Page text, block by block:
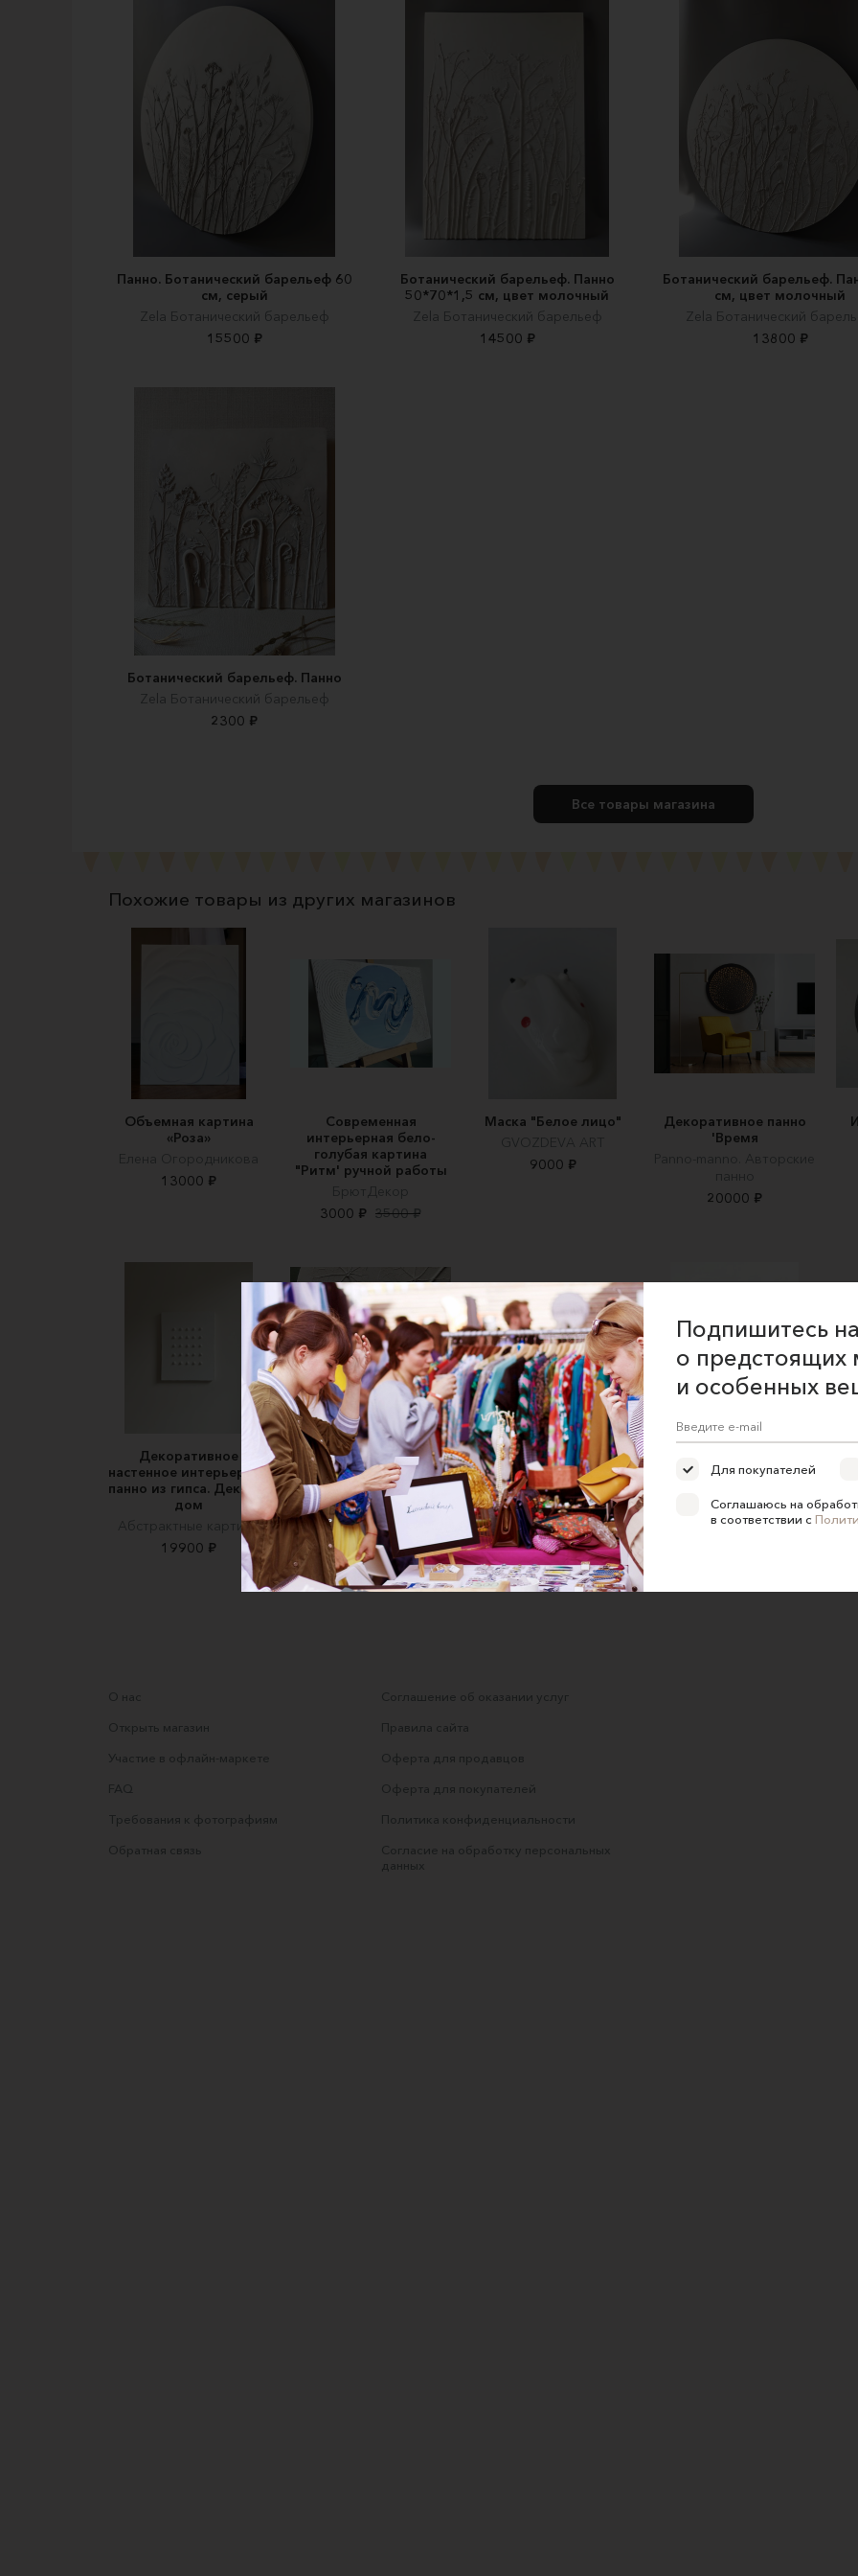
Панно. Ботанический барельеф 60
см, серый
Zela Ботанический барельеф
15500 ₽
Ботанический барельеф. Панно
50*70*1,5 см, цвет молочный
Zela Ботанический барельеф
14500 ₽
Ботанический барельеф.
см, цвет молочный
Zela Ботанический
13800 ₽
Ботанический барельеф. Панно
Zela Ботанический барельеф
2300 ₽
Все товары магазина
Похожие товары из других магазинов
Объемная картина
«Роза»
Елена Огородникова
13000 ₽
Современная
интерьерная бело-
голубая картина
"Ритм' ручной работы
БрютДекор
3000 ₽ 3500 ₽
Маска "Белое лицо"
GVOZDEVA ART
9000 ₽
Декоративное панно
'Время
Panno-manno. Авторские
панно
20000 ₽
Декоративное
настенное интерьерное
панно из гипса. Декор в
дом
Абстрактные картины
19900 ₽
Ботанический
барельеф «Настурция»
Secret Garden
3500 ₽
Декоративное панно
из серии 'Textile
Panno-manno. Авторские
панно
18000 ₽
голографическое на
Абстрактные картины
О нас
Открыть магазин
Участие в офлайн-маркете
FAQ
Требования к фотографиям
Обратная связь
Соглашение об оказании услуг
Правила сайта
Оферта для продавцов
Оферта для покупателей
Политика конфиденциальности
Согласие на обработку персональных
данных
Подпишитесь
о предстоящих
и особенных
Для покупателей
Соглашаюсь на
в соответствии с